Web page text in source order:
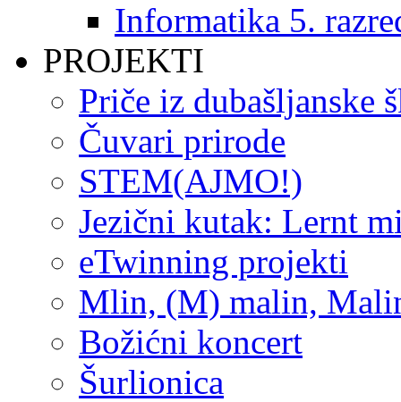
Informatika 5.
PROJEKTI
Priče iz dubašljanske
Čuvari prirode
STEM(AJMO!)
Jezični kutak: Lernt
eTwinning projekti
Mlin, (M) malin,
Božićni koncert
Šurlionica